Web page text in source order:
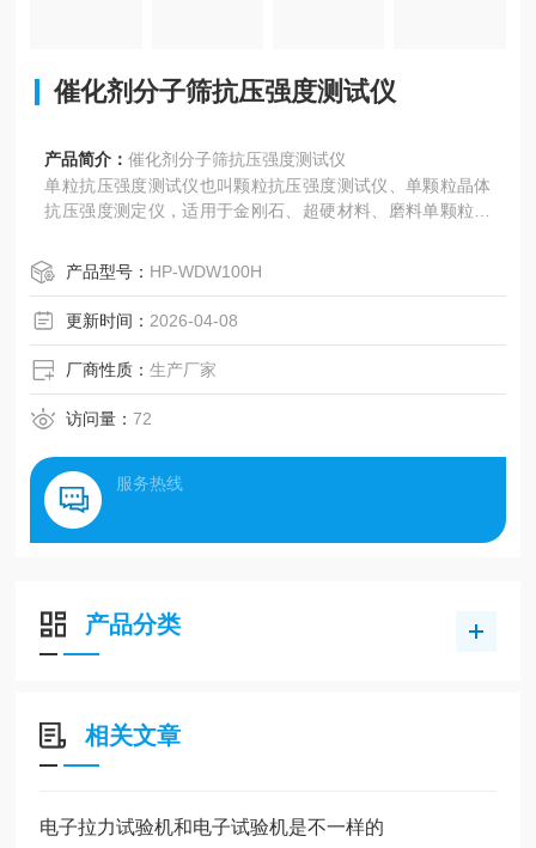
催化剂分子筛抗压强度测试仪
产品简介：催化剂分子筛抗压强度测试仪
单粒抗压强度测试仪也叫颗粒抗压强度测试仪、单颗粒晶体
抗压强度测定仪，适用于金刚石、超硬材料、磨料单颗粒、
团等颗粒的抗压强度测试。也可用于烟种包衣抗压强度测
试，各种颗粒抗压强度测试、抗破碎力测试。
产品型号： HP-WDW100H
更新时间： 2026-04-08
厂商性质：生产厂家
访问量：72
服务热线
产品分类
相关文章
电子拉力试验机和电子试验机是不一样的